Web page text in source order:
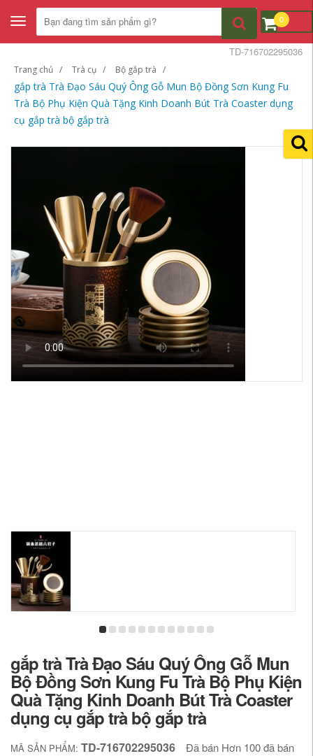
Toggle
navigation
0
Trang chủ Trà cụ Bộ gắp trà
gắp trà Trà Đạo Sáu Quý Ông Gỗ Mun Bộ Đồng Sơn Kung Fu
Trà Bộ Phụ Kiện Quà Tặng Kinh Doanh Bút Trà Coaster dụng
cụ gắp trà bộ gắp trà
TD-716702295036
gắp trà Trà Đạo Sáu Quý Ông Gỗ Mun
Bộ Đồng Sơn Kung Fu Trà Bộ Phụ Kiện
Quà Tặng Kinh Doanh Bút Trà Coaster
dụng cụ gắp trà bộ gắp trà
MÃ SẢN PHẨM: TD-716702295036 Đã bán Hơn 100 đã bán